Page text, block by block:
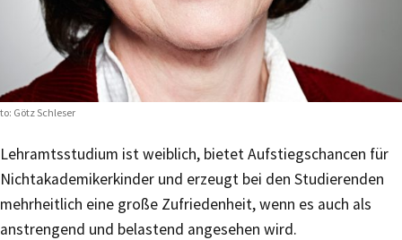
Götz Schleser
Lehramtsstudium ist weiblich, bietet Aufstiegschancen für
Nichtakademikerkinder und erzeugt bei den Studierenden
mehrheitlich eine große Zufriedenheit, wenn es auch als
anstrengend und belastend angesehen wird.